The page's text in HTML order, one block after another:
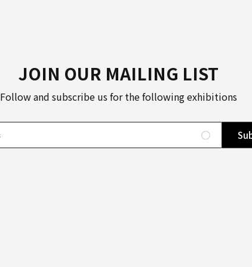
JOIN OUR MAILING LIST
Follow and subscribe us for the following exhibitions